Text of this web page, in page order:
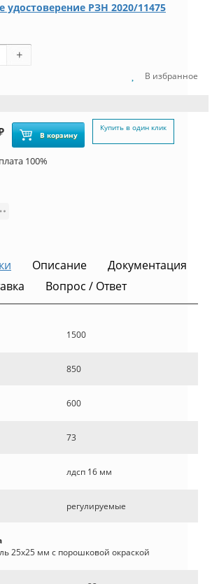
удостоверение РЗН 2020/11475
В избранное
В корзину
Купить в один клик
100%
Описание
Документация
Вопрос / Ответ
1500
850
600
73
лдсп 16 мм
регулируемые
25х25 мм с порошковой окраской